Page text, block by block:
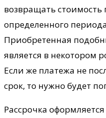
возвращать
определенного
Приобретенная
является в некотором
Если же платежа не
срок, то нужно будет
Рассрочка